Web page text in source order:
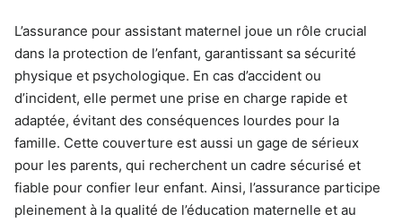
L’assurance pour assistant maternel joue un rôle crucial
dans la protection de l’enfant, garantissant sa sécurité
physique et psychologique. En cas d’accident ou
d’incident, elle permet une prise en charge rapide et
adaptée, évitant des conséquences lourdes pour la
famille. Cette couverture est aussi un gage de sérieux
pour les parents, qui recherchent un cadre sécurisé et
fiable pour confier leur enfant. Ainsi, l’assurance participe
pleinement à la qualité de l’éducation maternelle et au